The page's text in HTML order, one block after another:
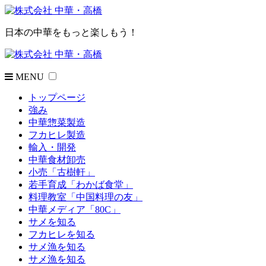
日本の中華をもっと楽しもう！
MENU
トップページ
強み
中華惣菜製造
フカヒレ製造
輸入・開発
中華食材卸売
小売「古樹軒」
若手育成「わかば食堂」
料理教室「中国料理の友」
中華メディア「80C」
サメを知る
フカヒレを知る
サメ漁を知る
サメ漁を知る